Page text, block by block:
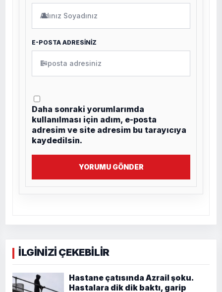
👤
E-POSTA ADRESİNİZ
✉
Daha sonraki yorumlarımda
kullanılması için adım, e-posta
adresim ve site adresim bu tarayıcıya
kaydedilsin.
YORUMU GÖNDER
İLGİNİZİ ÇEKEBİLİR
Hastane çatısında Azrail şoku.
Hastalara dik dik baktı, garip